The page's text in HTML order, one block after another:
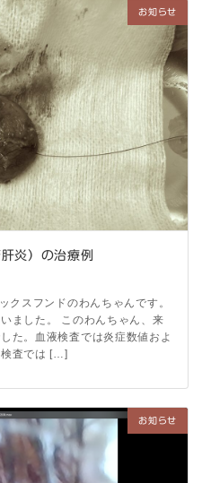
お知らせ
炎）の治療例
クスフンドのわんちゃんです。
ました。 このわんちゃん、来
た。血液検査では炎症数値およ
検査では […]
お知らせ